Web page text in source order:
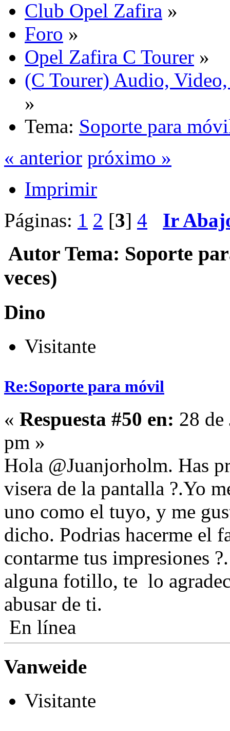
Club Opel Zafira »
Foro »
Opel Zafira C Tourer »
(C Tourer) Audio,
»
Tema: Soporte para
« anterior próximo »
Imprimir
Páginas: 1 2 [3] 4 Ir
Autor Tema: Soporte
veces)
Dino
Visitante
Re:Soporte para móvil
« Respuesta #50 en: 28
pm »
Hola @Juanjorholm. Has
visera de la pantalla ?.Yo
uno como el tuyo, y me
dicho. Podrias hacerme el
contarme tus impresiones
alguna fotillo, te lo
abusar de ti.
En línea
Vanweide
Visitante